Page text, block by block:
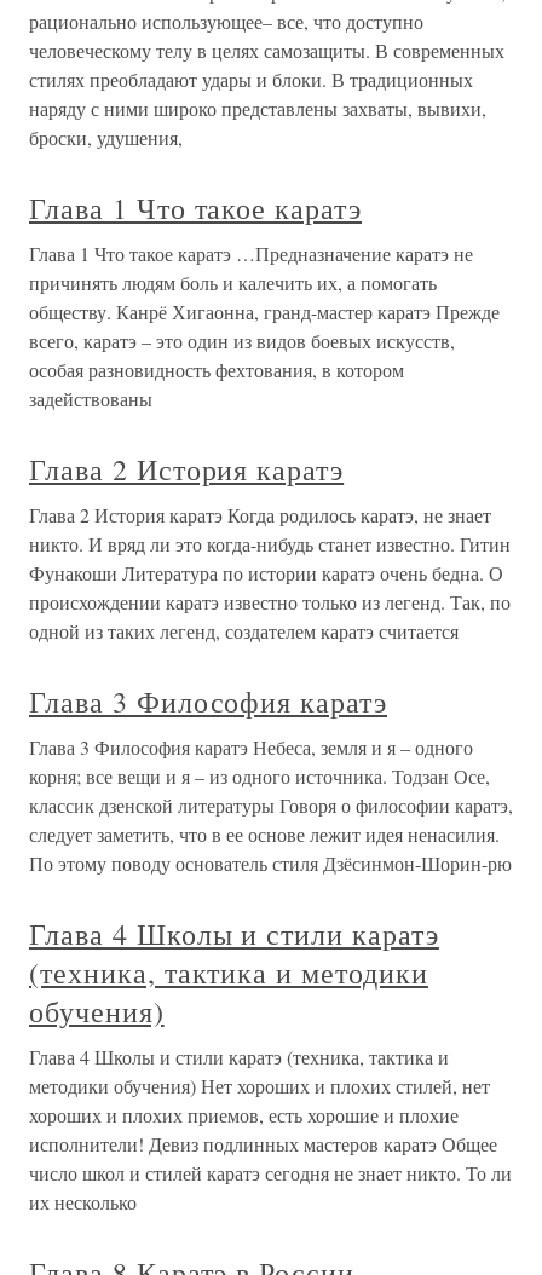
рационально использующее– все, что доступно
человеческому телу в целях самозащиты. В современных
стилях преобладают удары и блоки. В традиционных
наряду с ними широко представлены захваты, вывихи,
броски, удушения,
Глава 1 Что такое каратэ
Глава 1 Что такое каратэ …Предназначение каратэ не
причинять людям боль и калечить их, а помогать
обществу. Канрё Хигаонна, гранд-мастер каратэ Прежде
всего, каратэ – это один из видов боевых искусств,
особая разновидность фехтования, в котором
задействованы
Глава 2 История каратэ
Глава 2 История каратэ Когда родилось каратэ, не знает
никто. И вряд ли это когда-нибудь станет известно. Гитин
Фунакоши Литература по истории каратэ очень бедна. О
происхождении каратэ известно только из легенд. Так, по
одной из таких легенд, создателем каратэ считается
Глава 3 Философия каратэ
Глава 3 Философия каратэ Небеса, земля и я – одного
корня; все вещи и я – из одного источника. Тодзан Осе,
классик дзенской литературы Говоря о философии каратэ,
следует заметить, что в ее основе лежит идея ненасилия.
По этому поводу основатель стиля Дзёсинмон-Шорин-рю
Глава 4 Школы и стили каратэ
(техника, тактика и методики
обучения)
Глава 4 Школы и стили каратэ (техника, тактика и
методики обучения) Нет хороших и плохих стилей, нет
хороших и плохих приемов, есть хорошие и плохие
исполнители! Девиз подлинных мастеров каратэ Общее
число школ и стилей каратэ сегодня не знает никто. То ли
их несколько